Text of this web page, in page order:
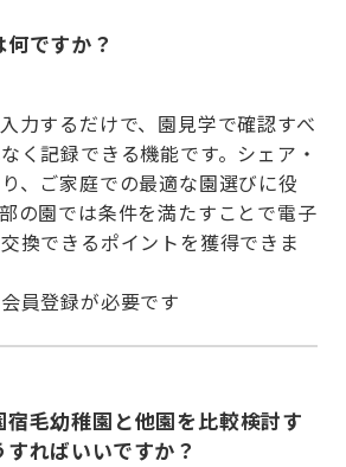
ですか？
力するだけで、園見学で確認すべ
く記録できる機能です。シェア・
、ご家庭での最適な園選びに役
の園では条件を満たすことで電子
換できるポイントを獲得できま
員登録が必要です
毛幼稚園と他園を比較検討す
ればいいですか？